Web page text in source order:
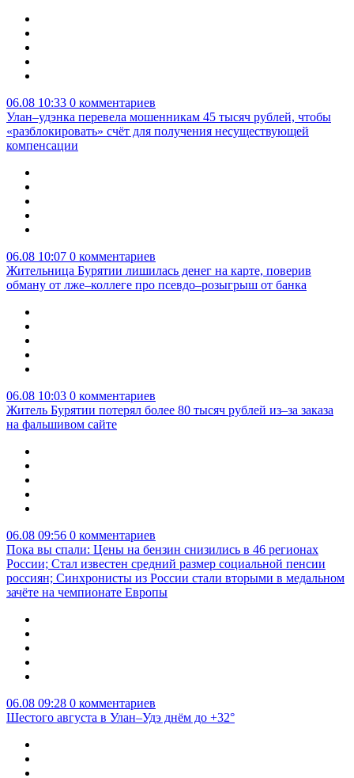
06.08 10:33 0 комментариев
Улан–удэнка перевела мошенникам 45 тысяч рублей, чтобы
«разблокировать» счёт для получения несуществующей
компенсации
06.08 10:07 0 комментариев
Жительница Бурятии лишилась денег на карте, поверив
обману от лже–коллеге про псевдо–розыгрыш от банка
06.08 10:03 0 комментариев
Житель Бурятии потерял более 80 тысяч рублей из–за заказа
на фальшивом сайте
06.08 09:56 0 комментариев
Пока вы спали: Цены на бензин снизились в 46 регионах
России; Стал известен средний размер социальной пенсии
россиян; Синхронисты из России стали вторыми в медальном
зачёте на чемпионате Европы
06.08 09:28 0 комментариев
Шестого августа в Улан–Удэ днём до +32°